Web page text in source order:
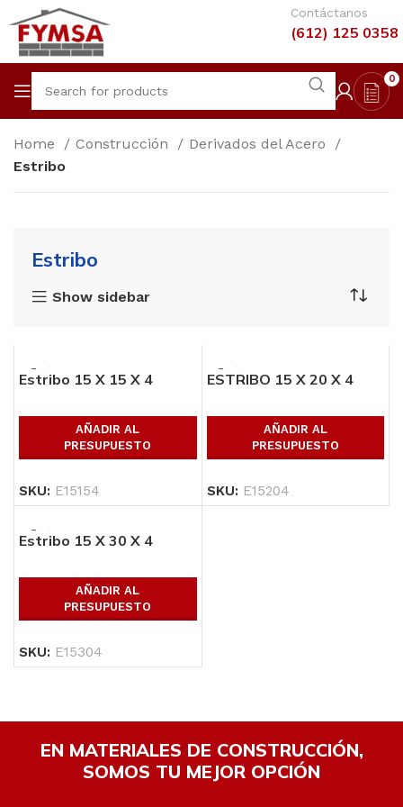
Contáctanos
(612) 125 0358
0
Home Construcción
Derivados del Acero
Estribo
Estribo
Show sidebar
Estribo 15 X 15 X 4
AÑADIR AL
PRESUPUESTO
SKU: E15154
ESTRIBO 15 X 20 X 4
AÑADIR AL
PRESUPUESTO
SKU: E15204
Estribo 15 X 30 X 4
AÑADIR AL
PRESUPUESTO
SKU: E15304
EN MATERIALES DE CONSTRUCCIÓN,
SOMOS TU MEJOR OPCIÓN